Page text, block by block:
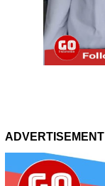
ADVERTISEMENT